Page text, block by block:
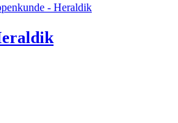
- Heraldik